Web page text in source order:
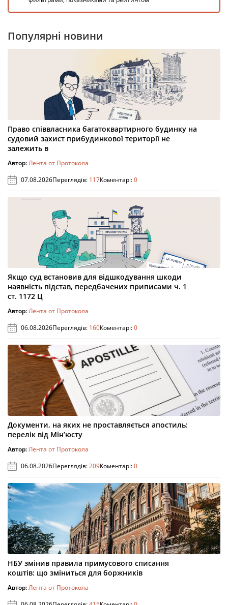
Популярні новини
Право співвласника багатоквартирного будинку на
судовий захист прибудинкової території не
залежить в
Автор:Лента от Протокола
07.08.2026Переглядів: 117Коментарі:0
Якщо суд встановив для відшкодування шкоди
наявність підстав, передбачених приписами ч. 1
ст. 1172 Ц
Автор:Лента от Протокола
06.08.2026Переглядів: 160Коментарі:0
Документи, на яких не проставляється апостиль:
перелік від Мін’юсту
Автор:Лента от Протокола
06.08.2026Переглядів:209Коментарі:0
НБУ змінив правила примусового списання
коштів: що зміниться для боржників
Автор:Лента от Протокола